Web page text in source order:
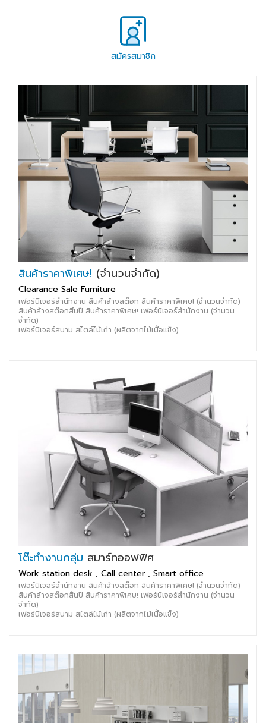
สมัครสมาชิก
สินค้าราคาพิเศษ! (จำนวนจำกัด)
Clearance Sale Furniture
เฟอร์นิเจอร์สำนักงาน สินค้าล้างสต๊อก สินค้าราคาพิเศษ! (จำนวนจำกัด)
สินค้าล้างสต๊อกสิ้นปี สินค้าราคาพิเศษ! เฟอร์นิเจอร์สำนักงาน (จำนวน
จำกัด)
เฟอร์นิเจอร์สนาม สไตล์ไม้เก่า (ผลิตจากไม้เนื้อแข็ง)
โต๊ะทำงานกลุ่ม สมาร์ทออฟฟิศ
Work station desk , Call center , Smart office
เฟอร์นิเจอร์สำนักงาน สินค้าล้างสต๊อก สินค้าราคาพิเศษ! (จำนวนจำกัด)
สินค้าล้างสต๊อกสิ้นปี สินค้าราคาพิเศษ! เฟอร์นิเจอร์สำนักงาน (จำนวน
จำกัด)
เฟอร์นิเจอร์สนาม สไตล์ไม้เก่า (ผลิตจากไม้เนื้อแข็ง)